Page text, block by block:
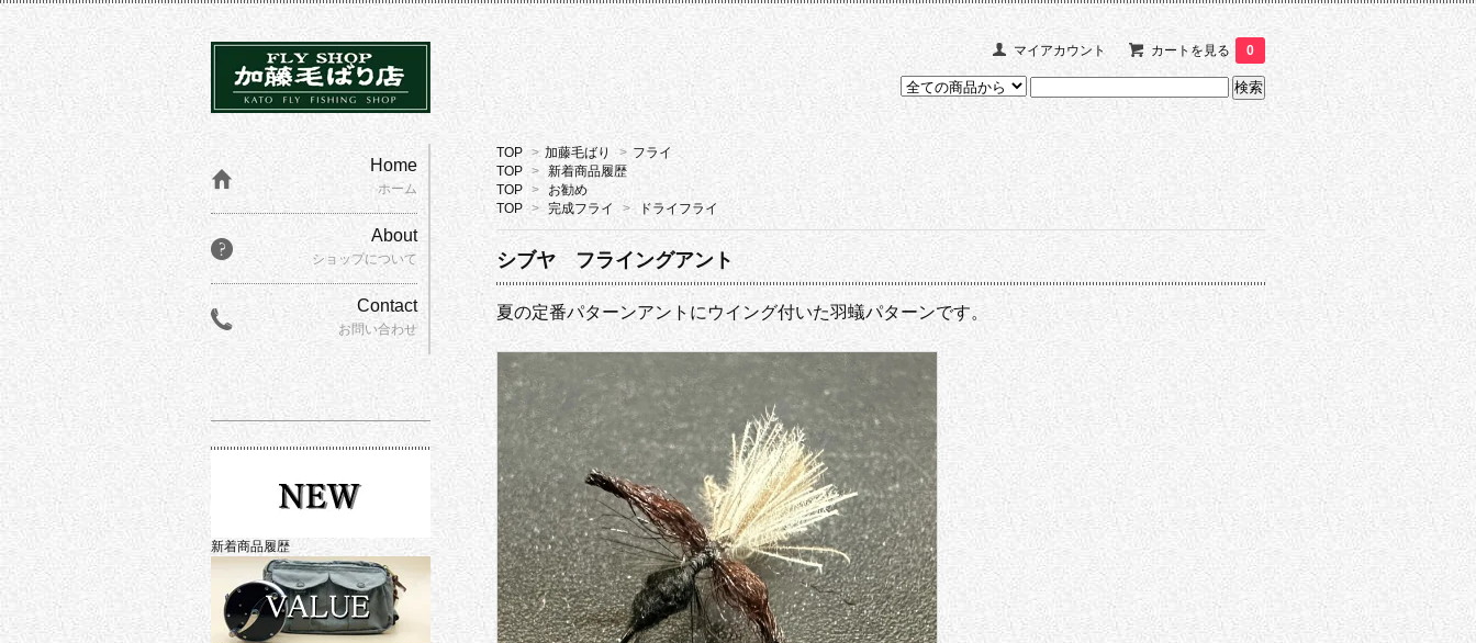
マイアカウント カートを見る 0
TOP > 加藤毛ばり > フライ
TOP > 新着商品履歴
TOP >
お勧め
TOP > 完成フライ > ドライフライ
シブヤ フライングアント
夏の定番パターンアントにウイング付いた羽蟻パターンです。
Home
ホーム
About
ショップについて
Contact
お問い合わせ
新着商品履歴